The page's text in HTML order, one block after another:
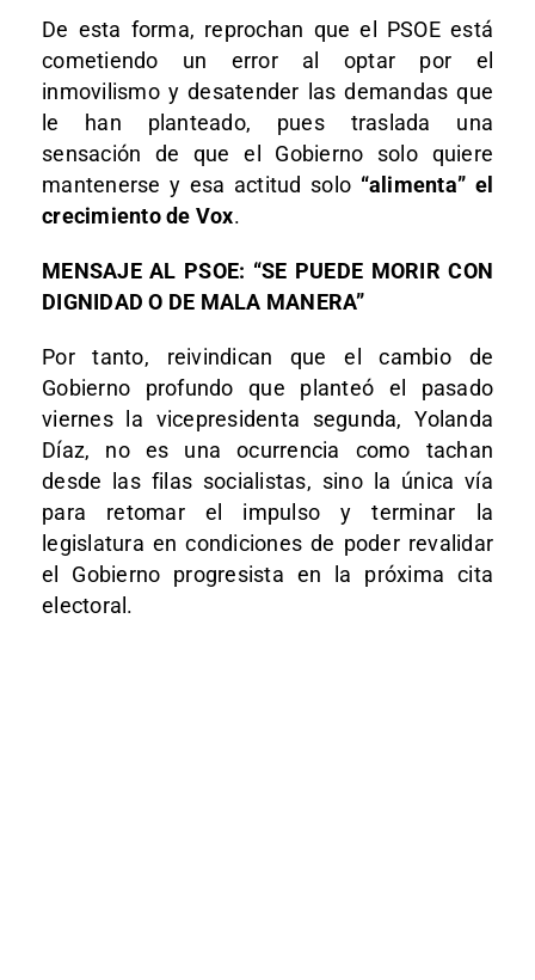
De esta forma, reprochan que el PSOE está
cometiendo un error al optar por el
inmovilismo y desatender las demandas que
le han planteado, pues traslada una
sensación de que el Gobierno solo quiere
mantenerse y esa actitud solo “alimenta” el
crecimiento de Vox.
MENSAJE AL PSOE: “SE PUEDE MORIR CON
DIGNIDAD O DE MALA MANERA”
Por tanto, reivindican que el cambio de
Gobierno profundo que planteó el pasado
viernes la vicepresidenta segunda, Yolanda
Díaz, no es una ocurrencia como tachan
desde las filas socialistas, sino la única vía
para retomar el impulso y terminar la
legislatura en condiciones de poder revalidar
el Gobierno progresista en la próxima cita
electoral.